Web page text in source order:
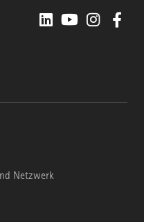
LinkedInYouTube
Netzwerk